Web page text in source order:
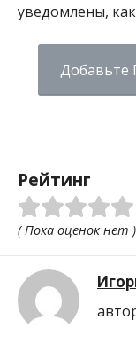
уведомлены,
Добавьте
Рейтинг
( Пока оценок нет )